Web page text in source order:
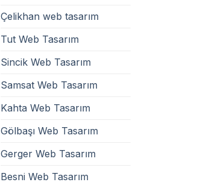
Çelikhan web tasarım
Tut Web Tasarım
Sincik Web Tasarım
Samsat Web Tasarım
Kahta Web Tasarım
Gölbaşı Web Tasarım
Gerger Web Tasarım
Besni Web Tasarım